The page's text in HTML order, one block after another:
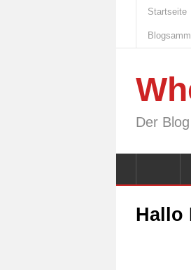
Startseite
Der
Hallo